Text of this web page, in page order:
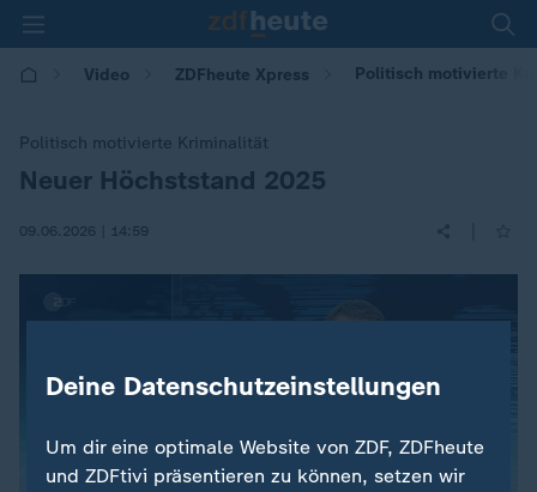
Video ZDFheute Xpress Politisch motivierte
Politisch motivierte Kriminalität
:Neuer Höchststand 2025
09.06.2026 | 14:59
Deine Datenschutzeinstellungen
Um dir eine optimale Website von ZDF, ZDFheute
und ZDFtivi präsentieren zu können, setzen wir